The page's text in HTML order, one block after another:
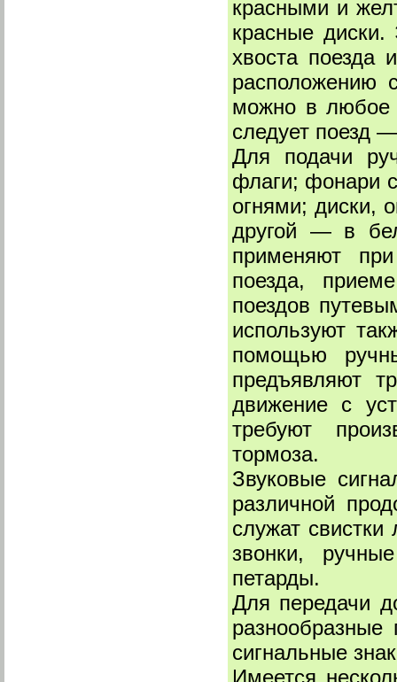
красными и
красные
хвоста поезда
расположению
можно в любое
следует поезд
Для подачи
флаги; фонари
огнями; диски,
другой — в
применяют
поезда,
поездов
используют
помощью
предъявляют
движение с
требуют
тормоза.
Звуковые
различной
служат
звонки,
петарды.
Для передачи
сигнальные
Имеется